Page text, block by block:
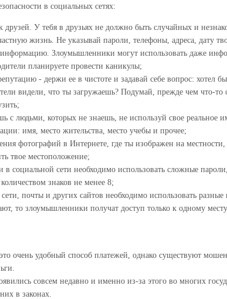
в социальных сетях:
друзей. У тебя в друзьях не должно быть случайных и
жизнь. Не указывай пароли, телефоны, адреса, дату
Злоумышленники могут использовать даже
планируете провести каникулы;
- держи ее в чистоте и задавай себе вопрос: хотел
видели, что ты загружаешь? Подумай, прежде чем что-то
с людьми, которых не знаешь, не используй свое реальное
имя, место жительства, место учебы и прочее;
фотографий в Интернете, где ты изображен на местности,
твое местоположение;
в социальной сети необходимо использовать сложные
знаков не менее 8;
почты и других сайтов необходимо использовать разные
то злоумышленники получат доступ только к одному
очень удобный способ платежей, однако существуют
совсем недавно и именно из-за этого во многих
в законах.